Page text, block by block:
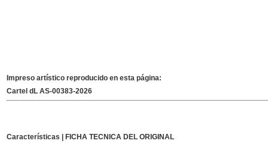
Impreso artístico reproducido en esta página:
Cartel dL AS-00383-2026
Características | FICHA TECNICA DEL ORIGINAL